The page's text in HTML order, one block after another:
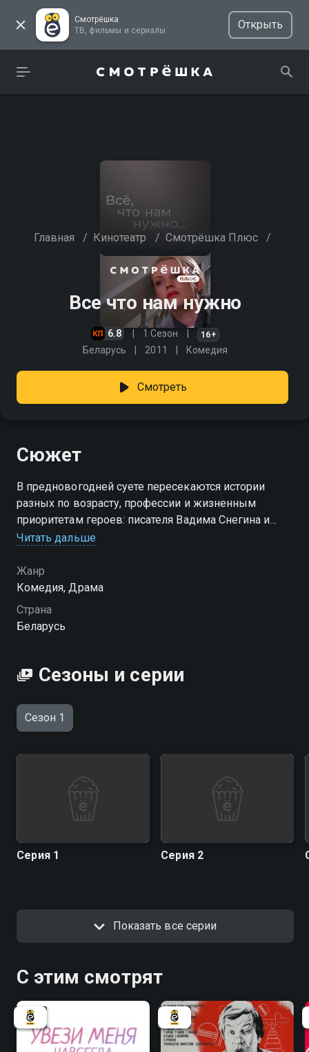
Смотрёшка
ТВ, фильмы и сериалы
Открыть
Главная / Кинотеатр / Смотрёшка Плюс /
Все что нам нужно
6.8 1 Сезон 16+
Беларусь 2011 Комедия
Смотреть
Сюжет
В предновогодней суете пересекаются истории
разных по возрасту, профессии и жизненным
приоритетам героев: писателя Вадима Снегина и
студентки Даши; хоккеиста Дениса Чащина и
«принца»; Светланы - примерной жены и матери
двоих детей и ее внезапно вспыхнувшей страсти к
генералу Сергею Набережнову; одинокой
красавицы Дианы, деловой женщины,
разочаровавшейся во всех человеческих радостях;
влюбленной в него одноклассницы Маши.
Читать дальше
Жанр
Комедия, Драма
Страна
Беларусь
Сезоны и серии
Сезон 1
Серия 1 Серия 2
Показать все серии
С этим смотрят